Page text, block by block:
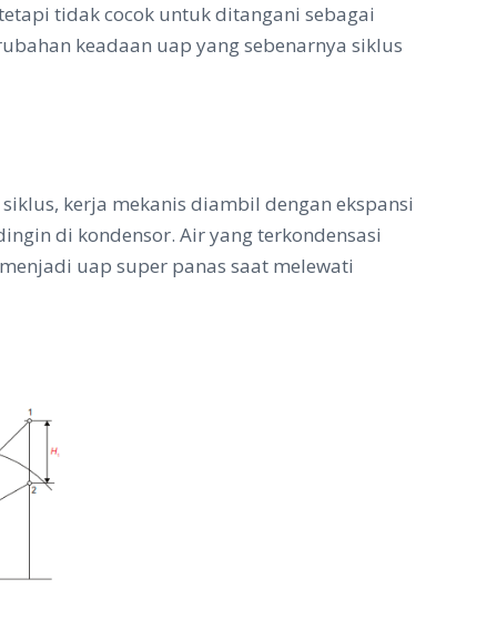
tidak cocok untuk ditangani sebagai
keadaan uap yang sebenarnya siklus
kerja mekanis diambil dengan ekspansi
di kondensor. Air yang terkondensasi
uap super panas saat melewati